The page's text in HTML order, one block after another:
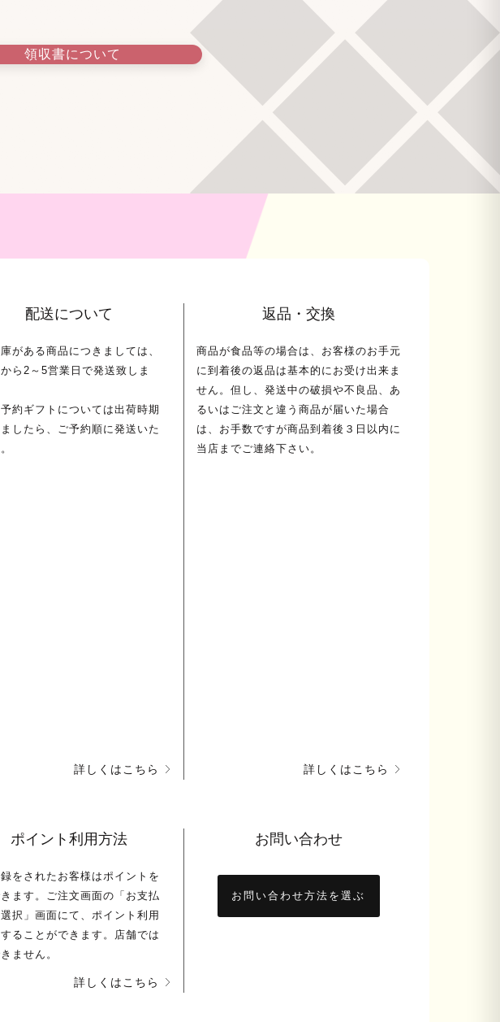
領収書について
配送について
がある商品につきましては、
ら2～5営業日で発送致しま
約ギフトについては出荷時期
したら、ご予約順に発送いた
詳しくはこちら
返品・交換
商品が食品等の場合は、お客様のお手元
に到着後の返品は基本的にお受け出来ま
せん。但し、発送中の破損や不良品、あ
るいはご注文と違う商品が届いた場合
は、お手数ですが商品到着後３日以内に
当店までご連絡下さい。
詳しくはこちら
ポイント利用方法
をされたお客様はポイントを
ます。ご注文画面の「お支払
択」画面にて、ポイント利用
ることができます。店舗では
ません。
詳しくはこちら
お問い合わせ
お問い合わせ方法を選ぶ